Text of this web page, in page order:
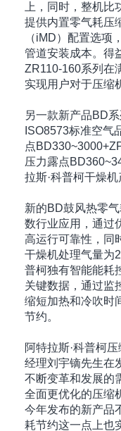
上，同时，整机
提供内置零气耗压
（iMD）配置选项
管道安装成本。得
ZR110-160系列在
实现用户对于压缩
另一款新产品BD
ISO8573标准空
点
压力露点
拉斯·科普柯干燥机
新的BD鼓风热零
数行业应用，通过
高运行可靠性，同
干燥机处理气量为
普柯独有智能能耗
关键数据，通过监
缩短加热和冷吹时
节约。
阿特拉斯·科普柯
经理刘宇镝先生在
不断变革和发展的
全面更优化的压缩
今年发布的新产品
耗节约这一点上也